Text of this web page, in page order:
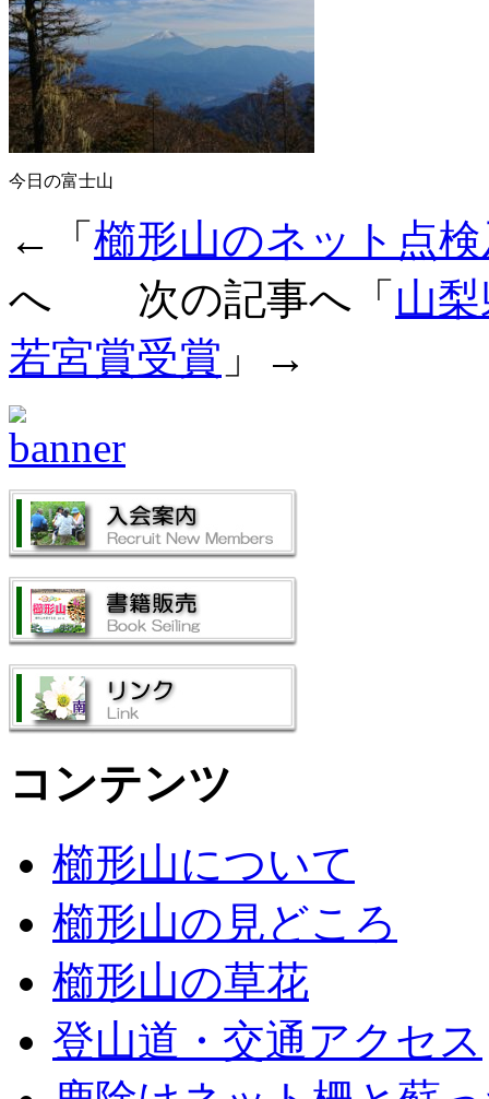
今日の富士山
←「 櫛形山のネット点
へ 次の記事へ「 山
若宮賞受賞 」→
コンテンツ
櫛形山について
櫛形山の見どころ
櫛形山の草花
登山道・交通アクセス